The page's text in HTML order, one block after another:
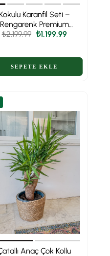
Kokulu Karanfil Seti –
Rengarenk Premium
Karanfil Koleksiyonu
₺1.199,99
₺2.199,99
Anaç Çok Kollu